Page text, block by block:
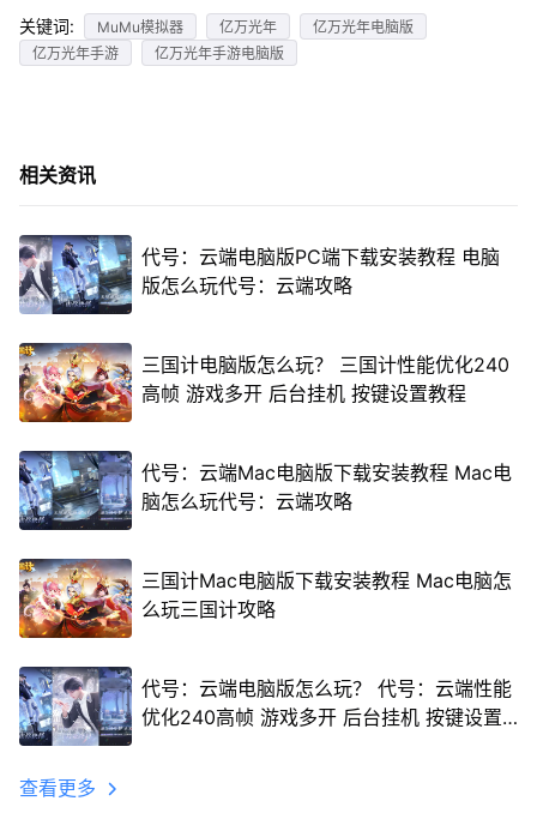
关键词: MuMu模拟器 亿万光年
亿万光年电脑版
亿万光年手游
亿万光年手游电脑版
相关资讯
代号：云端电脑版PC端下载安装教程 电脑
版怎么玩代号：云端攻略
三国计电脑版怎么玩？ 三国计性能优化240
高帧 游戏多开 后台挂机 按键设置教程
代号：云端Mac电脑版下载安装教程 Mac电
脑怎么玩代号：云端攻略
三国计Mac电脑版下载安装教程 Mac电脑怎
么玩三国计攻略
代号：云端电脑版怎么玩？ 代号：云端性能
优化240高帧 游戏多开 后台挂机 按键设置
查看更多